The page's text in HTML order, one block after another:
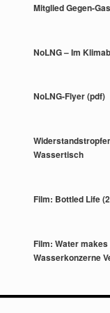
Mitglied Gegen-
NoLNG – Im
NoLNG-Flyer (pdf)
Wassertisch
Film: Bottled Life
Film: Water
Wasserkonzerne